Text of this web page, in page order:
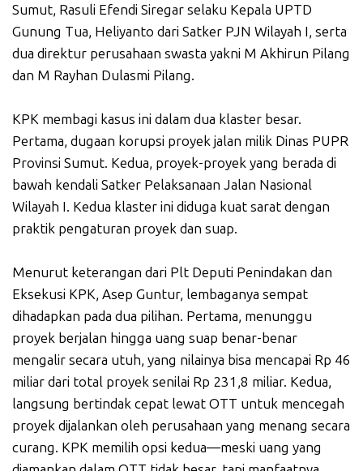
Sumut, Rasuli Efendi Siregar selaku Kepala UPTD
Gunung Tua, Heliyanto dari Satker PJN Wilayah I, serta
dua direktur perusahaan swasta yakni M Akhirun Pilang
dan M Rayhan Dulasmi Pilang.
KPK membagi kasus ini dalam dua klaster besar.
Pertama, dugaan korupsi proyek jalan milik Dinas PUPR
Provinsi Sumut. Kedua, proyek-proyek yang berada di
bawah kendali Satker Pelaksanaan Jalan Nasional
Wilayah I. Kedua klaster ini diduga kuat sarat dengan
praktik pengaturan proyek dan suap.
Menurut keterangan dari Plt Deputi Penindakan dan
Eksekusi KPK, Asep Guntur, lembaganya sempat
dihadapkan pada dua pilihan. Pertama, menunggu
proyek berjalan hingga uang suap benar-benar
mengalir secara utuh, yang nilainya bisa mencapai Rp 46
miliar dari total proyek senilai Rp 231,8 miliar. Kedua,
langsung bertindak cepat lewat OTT untuk mencegah
proyek dijalankan oleh perusahaan yang menang secara
curang. KPK memilih opsi kedua—meski uang yang